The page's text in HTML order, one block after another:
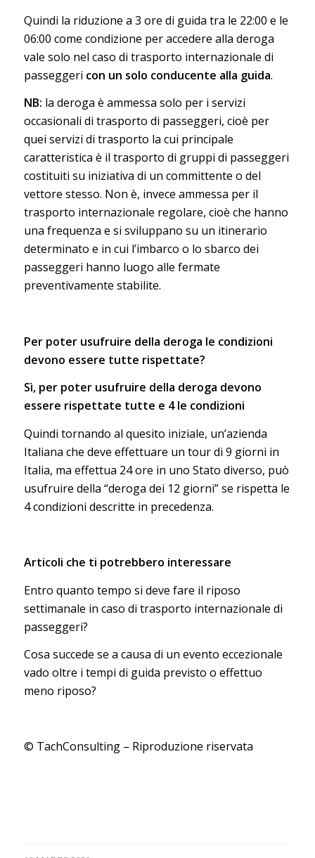
Quindi la riduzione a 3 ore di guida tra le 22:00 e le
06:00 come condizione per accedere alla deroga
vale solo nel caso di trasporto internazionale di
passeggeri con un solo conducente alla guida.
NB: la deroga è ammessa solo per i servizi
occasionali di trasporto di passeggeri, cioè per
quei servizi di trasporto la cui principale
caratteristica è il trasporto di gruppi di passeggeri
costituiti su iniziativa di un committente o del
vettore stesso. Non è, invece ammessa per il
trasporto internazionale regolare, cioè che hanno
una frequenza e si sviluppano su un itinerario
determinato e in cui l’imbarco o lo sbarco dei
passeggeri hanno luogo alle fermate
preventivamente stabilite.
Per poter usufruire della deroga le condizioni
devono essere tutte rispettate?
Sì, per poter usufruire della deroga devono
essere rispettate tutte e 4 le condizioni
Quindi tornando al quesito iniziale, un’azienda
Italiana che deve effettuare un tour di 9 giorni in
Italia, ma effettua 24 ore in uno Stato diverso, può
usufruire della “deroga dei 12 giorni” se rispetta le
4 condizioni descritte in precedenza.
Articoli che ti potrebbero interessare
Entro quanto tempo si deve fare il riposo
settimanale in caso di trasporto internazionale di
passeggeri?
Cosa succede se a causa di un evento eccezionale
vado oltre i tempi di guida previsto o effettuo
meno riposo?
© TachConsulting – Riproduzione riservata